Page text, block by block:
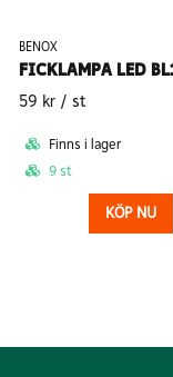
BENOX
59 kr / st
Finns i lager
9 st
KÖP NU